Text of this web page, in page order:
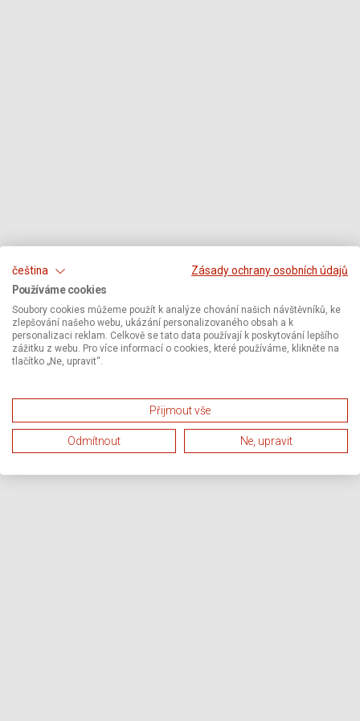
čeština
Zásady ochrany osobních údajů
Používáme cookies
Soubory cookies můžeme použít k analýze chování našich návštěvníků, ke
zlepšování našeho webu, ukázání personalizovaného obsah a k
personalizaci reklam. Celkově se tato data používají k poskytování lepšího
zážitku z webu. Pro více informací o cookies, které používáme, klikněte na
tlačítko „Ne, upravit“.
Přijmout vše
Odmítnout Ne, upravit